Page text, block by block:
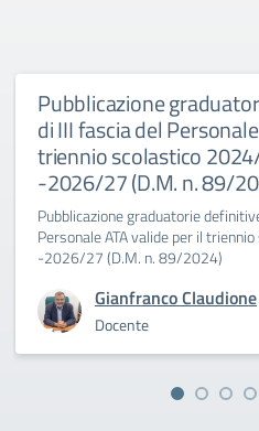
Pubblicazione
di III fascia del
triennio scolastico
-2026/27 (D.M. n. 89/
Pubblicazione graduatorie
Personale ATA valide per il
-2026/27 (D.M. n. 89/2024)
Gianfranco Claudione
Docente